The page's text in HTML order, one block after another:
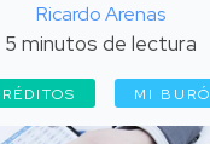
Ricardo Arenas
5 minutos de lectura
MI BURÓ